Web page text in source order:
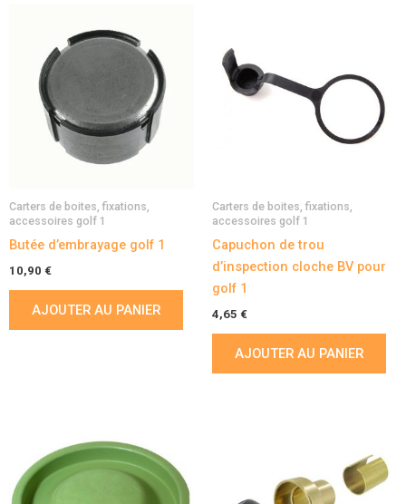
Carters de boites, fixations,
accessoires golf 1
Butée d’embrayage golf 1
10,90 €
AJOUTER AU PANIER
Carters de boites, fixations,
accessoires golf 1
Capuchon de trou
d’inspection cloche BV pour
golf 1
4,65 €
AJOUTER AU PANIER